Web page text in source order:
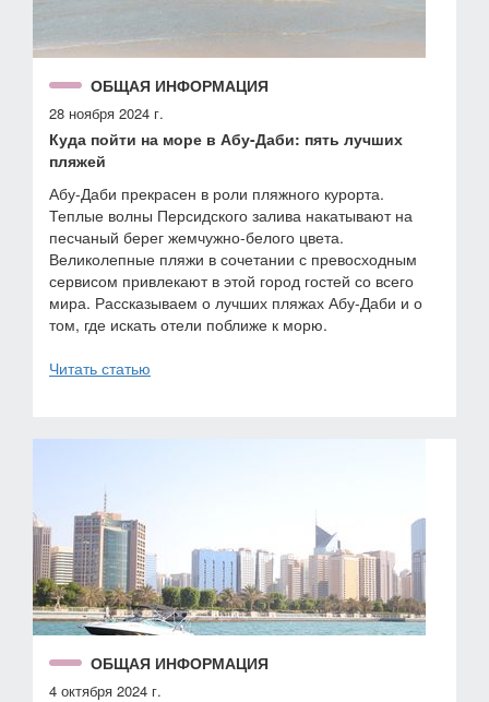
ОБЩАЯ ИНФОРМАЦИЯ
28 ноября 2024 г.
Куда пойти на море в Абу-Даби: пять лучших
пляжей
Абу-Даби прекрасен в роли пляжного курорта.
Теплые волны Персидского залива накатывают на
песчаный берег жемчужно-белого цвета.
Великолепные пляжи в сочетании с превосходным
сервисом привлекают в этой город гостей со всего
мира. Рассказываем о лучших пляжах Абу-Даби и о
том, где искать отели поближе к морю.
Читать статью
ОБЩАЯ ИНФОРМАЦИЯ
4 октября 2024 г.